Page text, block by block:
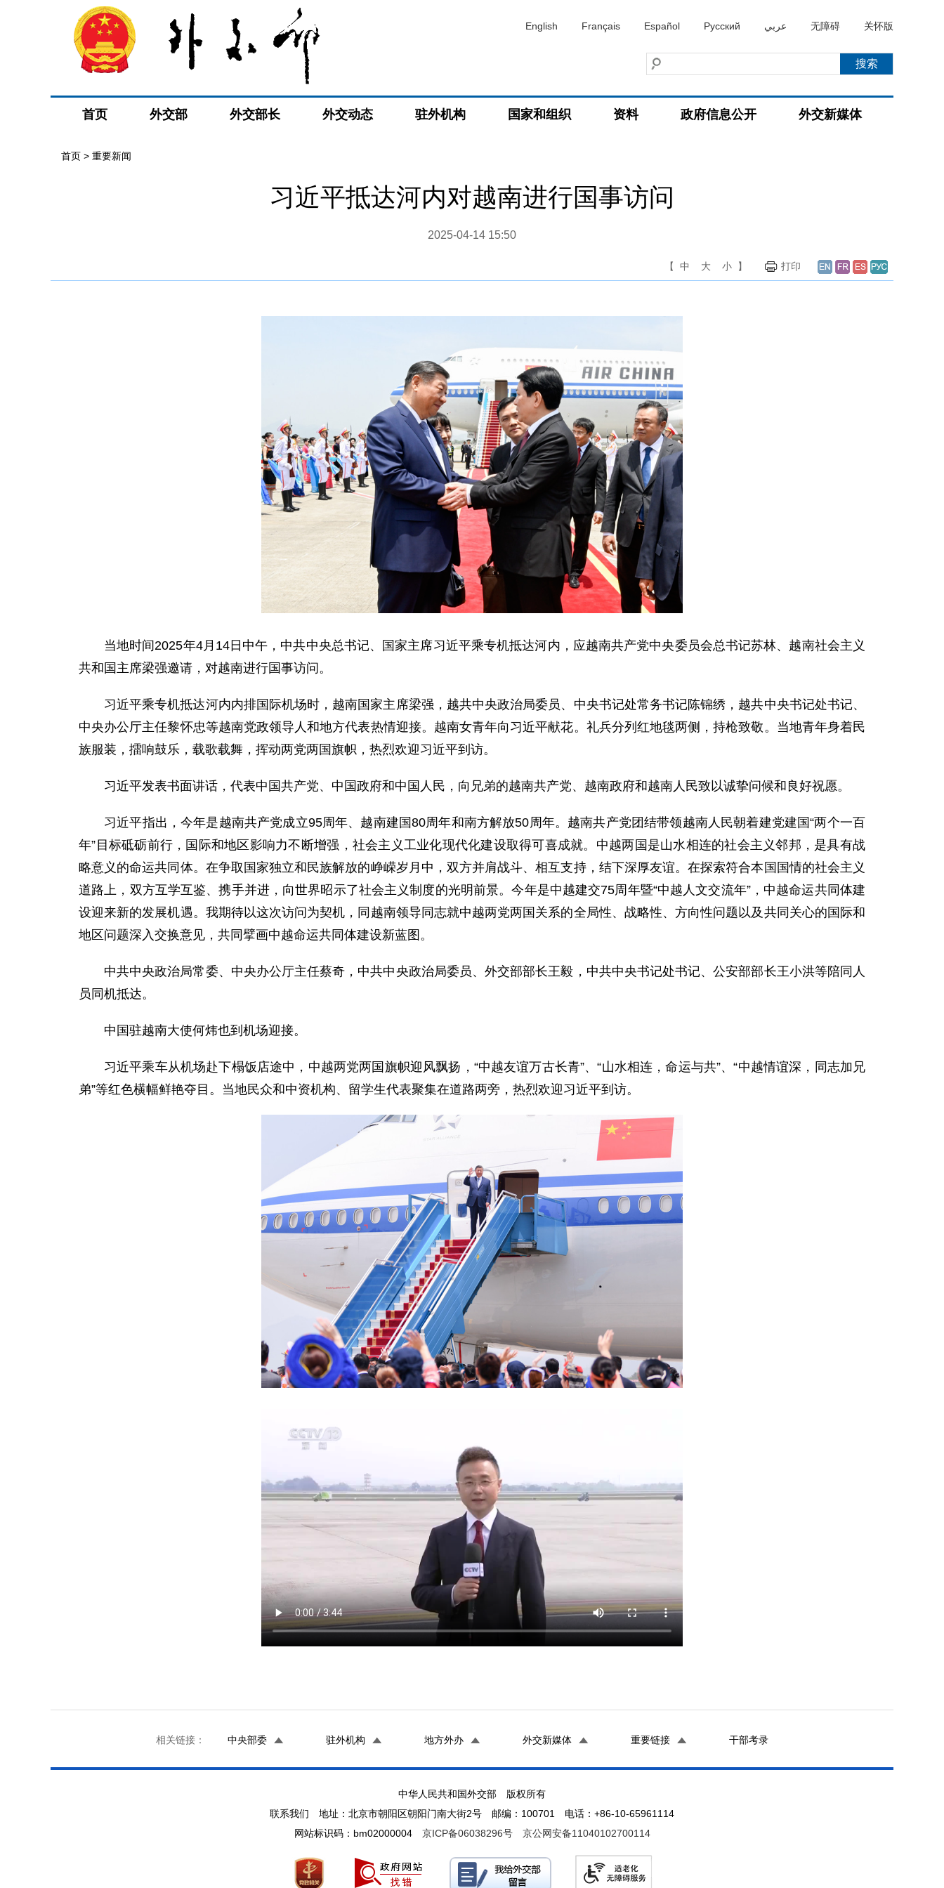
English Français Español Русский عربي 无障碍 关怀版
首页 外交部 外交部长 外交动态 驻外机构 国家和组织 资料 政府信息公开 外交新媒体
首页 > 重要新闻
习近平抵达河内对越南进行国事访问
2025-04-14 15:50
【 中 大 小 】 打印
当地时间2025年4月14日中午，中共中央总书记、国家主席习近平乘专机抵达河内，应越南共产党中央委员会总书记苏林、越南社会主义
共和国主席梁强邀请，对越南进行国事访问。
习近平乘专机抵达河内内排国际机场时，越南国家主席梁强，越共中央政治局委员、中央书记处常务书记陈锦绣，越共中央书记处书记、
中央办公厅主任黎怀忠等越南党政领导人和地方代表热情迎接。越南女青年向习近平献花。礼兵分列红地毯两侧，持枪致敬。当地青年身着民
族服装，擂响鼓乐，载歌载舞，挥动两党两国旗帜，热烈欢迎习近平到访。
习近平发表书面讲话，代表中国共产党、中国政府和中国人民，向兄弟的越南共产党、越南政府和越南人民致以诚挚问候和良好祝愿。
习近平指出，今年是越南共产党成立95周年、越南建国80周年和南方解放50周年。越南共产党团结带领越南人民朝着建党建国“两个一百
年”目标砥砺前行，国际和地区影响力不断增强，社会主义工业化现代化建设取得可喜成就。中越两国是山水相连的社会主义邻邦，是具有战
略意义的命运共同体。在争取国家独立和民族解放的峥嵘岁月中，双方并肩战斗、相互支持，结下深厚友谊。在探索符合本国国情的社会主义
道路上，双方互学互鉴、携手并进，向世界昭示了社会主义制度的光明前景。今年是中越建交75周年暨“中越人文交流年”，中越命运共同体建
设迎来新的发展机遇。我期待以这次访问为契机，同越南领导同志就中越两党两国关系的全局性、战略性、方向性问题以及共同关心的国际和
地区问题深入交换意见，共同擘画中越命运共同体建设新蓝图。
中共中央政治局常委、中央办公厅主任蔡奇，中共中央政治局委员、外交部部长王毅，中共中央书记处书记、公安部部长王小洪等陪同人
员同机抵达。
中国驻越南大使何炜也到机场迎接。
习近平乘车从机场赴下榻饭店途中，中越两党两国旗帜迎风飘扬，“中越友谊万古长青”、“山水相连，命运与共”、“中越情谊深，同志加兄
弟”等红色横幅鲜艳夺目。当地民众和中资机构、留学生代表聚集在道路两旁，热烈欢迎习近平到访。
相关链接： 中央部委 驻外机构 地方外办 外交新媒体 重要链接 干部考录
中华人民共和国外交部 版权所有
联系我们 地址：北京市朝阳区朝阳门南大街2号 邮编：100701 电话：+86-10-65961114
网站标识码：bm02000004 京ICP备06038296号 京公网安备11040102700114